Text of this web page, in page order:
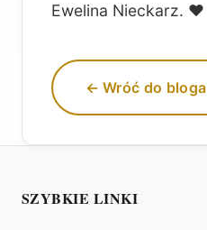
Ewelina Nieckarz. ❤️
← Wróć do bloga
SZYBKIE LINKI